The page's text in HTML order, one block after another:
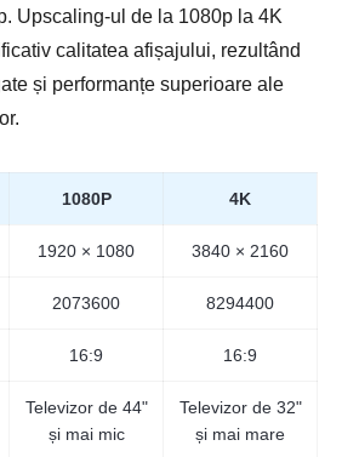
Upscaling-ul de la 1080p la 4K
calitatea afișajului, rezultând
și performanțe superioare ale
1080P 4K
1920 × 1080 3840 × 2160
2073600 8294400
16:9 16:9
Televizor de 44"
și mai mic
Televizor de 32"
și mai mare